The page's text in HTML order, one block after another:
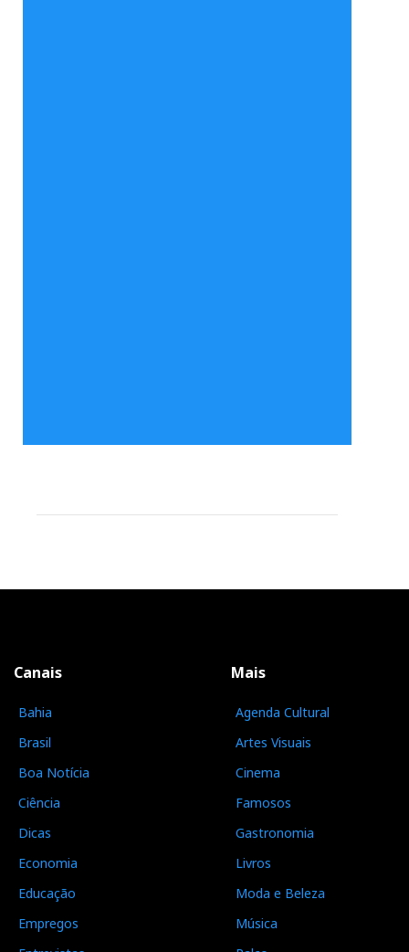
Canais
Bahia
Brasil
Boa Notícia
Ciência
Dicas
Economia
Educação
Empregos
Mais
Agenda Cultural
Artes Visuais
Cinema
Famosos
Gastronomia
Livros
Moda e Beleza
Música